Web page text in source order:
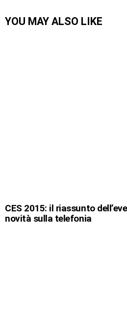
YOU MAY ALSO LIKE
CES 2015: il riassunto
novità sulla telefonia